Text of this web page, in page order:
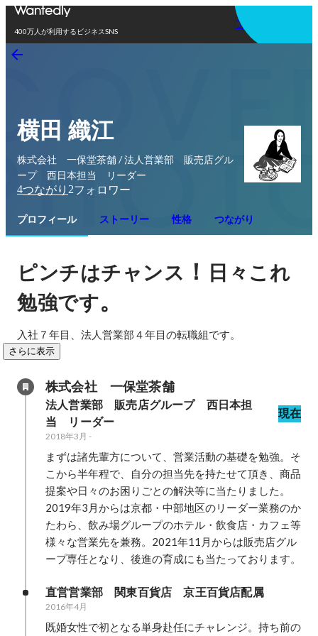
400万人が利用するビジネスSNS
アプリを使う
横田 織江
株式会社 一保堂茶舗 / 法人営業部 販売店グル
ープ 西日本担当 リーダー
4つながり 2フォロワー
プロフィール ストーリー 性格 つながり
ピンチはチャンス ！ 日々これ
勉強です。
入社７年目、法人営業部４年目の転職組です。
さらに表示
株式会社　一保堂茶舗
法人営業部　販売店グループ　西日本担
当　リーダー
現在
2018年3月 -
まずは諸先輩方について、営業活動の基礎を勉強。そ
こから半年程で、自分の担当先を持たせて頂き、商品
提案や日々のお困りごとの解決等に当たりました。
2019年3月からは京都・中部地区のリーダー業務のか
たわら、飲み場グループのホテル・飲食店・カフェ等
様々な営業先を兼務。2021年11月からは販売店グル
ープ専任となり、後進の育成にも当たっております。
直営営業部　関東百貨店　京王百貨店配属
2016年4月
既婚女性で初となる単身赴任にチャレンジ。持ち前の